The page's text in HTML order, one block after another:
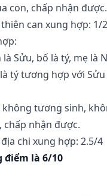
con, chấp nhận được.
can xung hợp: 1/2
Sửu, bố là tý, mẹ là
tý tương hợp với
không tương sinh,
chấp nhận được.
chi xung hợp: 2.5/4
điểm là 6/10